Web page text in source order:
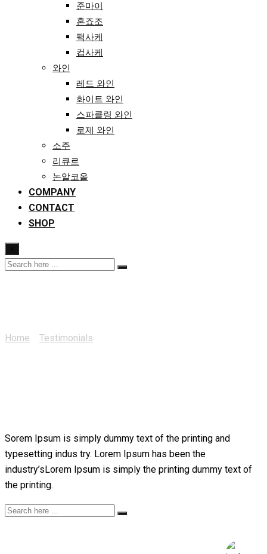
준마이
혼죠조
팩사케
컵사케
와인
레드 와인
화이트 와인
스파클링 와인
로제 와인
소주
리큐르
논알코올
COMPANY
CONTACT
SHOP
Home Testimonials
Sorem Ipsum is simply dummy text of the printing and
typesetting indus try. Lorem Ipsum has been the
industry’sLorem Ipsum is simply the printing dummy text of
the printing.